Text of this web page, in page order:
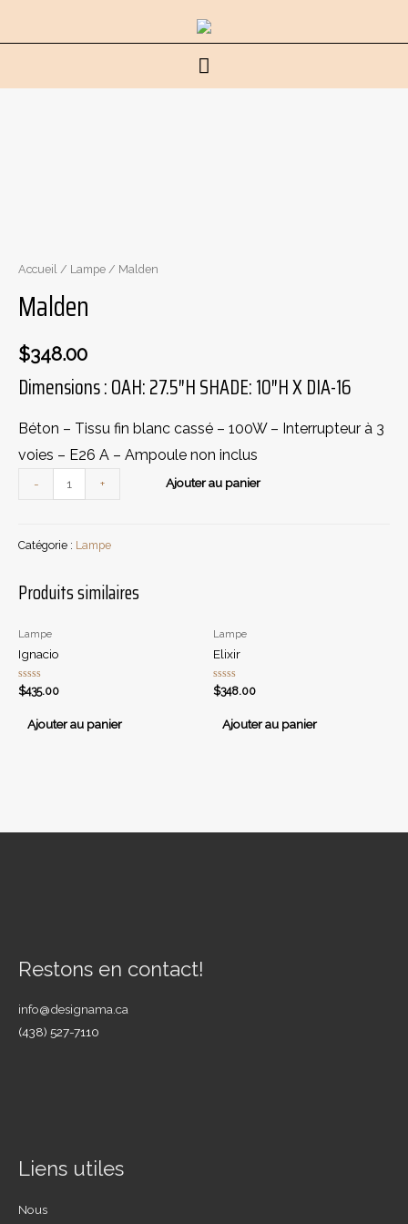
Menu
Accueil / Lampe / Malden
Malden
$348.00
Dimensions : OAH: 27.5″H SHADE: 10″H X DIA-16
Béton – Tissu fin blanc cassé – 100W – Interrupteur à 3
voies – E26 A – Ampoule non inclus
- + Ajouter au panier
Catégorie : Lampe
Produits similaires
Lampe
Ignacio
Note
0
$435.00
Ajouter au panier
Lampe
Elixir
Note
0
$348.00
Ajouter au panier
Restons en contact!
info@designama.ca
(438) 527-7110
Liens utiles
Nous